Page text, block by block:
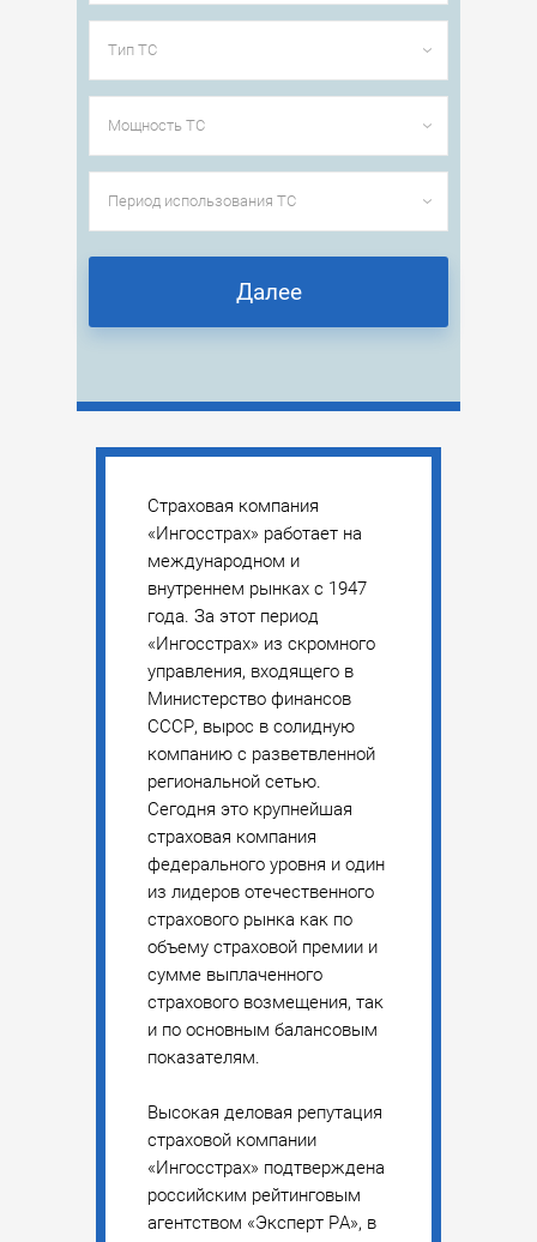
Далее
Страховая компания
«Ингосстрах» работает на
международном и
внутреннем рынках с 1947
года. За этот период
«Ингосстрах» из скромного
управления, входящего в
Министерство финансов
СССР, вырос в солидную
компанию с разветвленной
региональной сетью.
Сегодня это крупнейшая
страховая компания
федерального уровня и один
из лидеров отечественного
страхового рынка как по
объему страховой премии и
сумме выплаченного
страхового возмещения, так
и по основным балансовым
показателям.
Высокая деловая репутация
страховой компании
«Ингосстрах» подтверждена
российским рейтинговым
агентством «Эксперт РА», в